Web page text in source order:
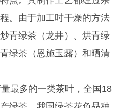
。由于加工时干燥的方法
青绿茶（龙井）、烘青绿
绿茶（恩施玉露）和晒清
多的一类茶叶，全国18